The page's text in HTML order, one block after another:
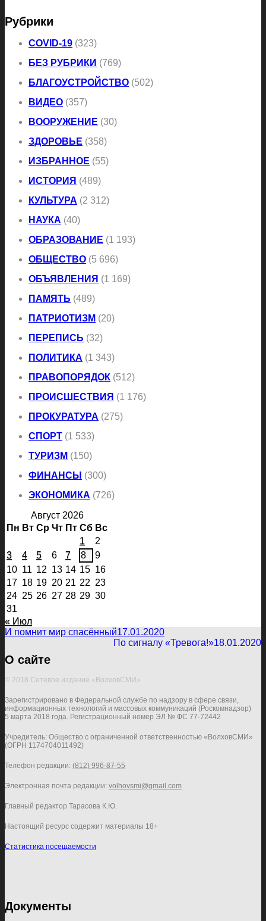
Рубрики
COVID-19 (323)
БЕЗ РУБРИКИ (769)
БЛАГОУСТРОЙСТВО (502)
ВИДЕО (357)
ВООРУЖЕНИЕ (30)
ЗДОРОВЬЕ (358)
ИЗБРАННОЕ (55)
ИСТОРИЯ (489)
КУЛЬТУРА (2 312)
НАУКА (40)
ОБРАЗОВАНИЕ (1 193)
ОБЩЕСТВО (5 696)
ОБЪЯВЛЕНИЯ (1 169)
ПАМЯТЬ (489)
ПАТРИОТИЗМ (20)
ПЕРЕПИСЬ (32)
ПОЛИТИКА (1 343)
ПРАВОПОРЯДОК (512)
ПРОИСШЕСТВИЯ (1 176)
ПРОКУРАТУРА (275)
СПОРТ (1 533)
ТУРИЗМ (150)
ФИНАНСЫ (300)
ЭКОНОМИКА (726)
Август 2026
Пн Вт Ср Чт Пт Сб Вс
1
2
3
4 5 6 7 8
9
10 11 12 13 14 15 16
17 18 19 20 21 22 23
24 25 26 27 28 29 30
31
« Июл
И помнит мир спасённый17.01.2020
По сигналу «Тревога!»18.01.2020
О сайте
© 2018 Сетевое издание «ВолховСМИ»
Зарегистрировано в Федеральной службе по надзору в сфере связи,
информационных технологий и массовых коммуникаций (Роскомнадзор)
5 марта 2018 года. Регистрационный номер ЭЛ № ФС 77-72442
Учредитель: Общество с ограниченной ответственностью «ВолховСМИ»
(ОГРН 1174704011492)
Телефон редакции: (812) 996-87-55
Электронная почта редакции: volhovsmi@gmail.com
Главный редактор Тарасова К.Ю.
Настоящий ресурс содержит материалы 18+
Статистика посещаемости
Документы